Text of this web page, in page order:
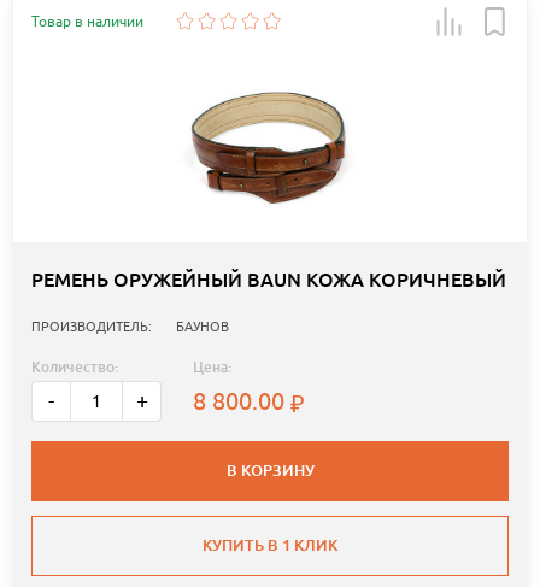
Товар в наличии
РЕМЕНЬ ОРУЖЕЙНЫЙ BAUN КОЖА КОРИЧНЕВЫЙ
ПРОИЗВОДИТЕЛЬ: БАУНОВ
Количество:
- +
Цена:
8 800.00
В КОРЗИНУ
КУПИТЬ В 1 КЛИК